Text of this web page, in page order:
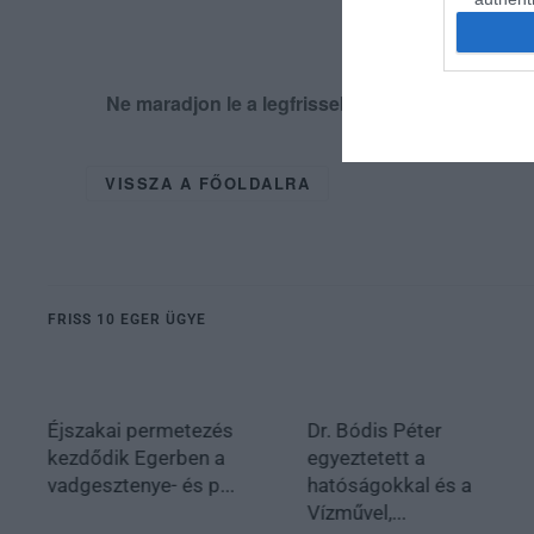
Ne maradjon le a legfrissebb hírekről,
VISSZA A FŐOLDALRA
FRISS 10 EGER ÜGYE
Éjszakai permetezés
kezdődik Egerben a
vadgesztenye- és p...
Dr. Bódis Péter
egyeztetett a
hatóságokkal és a
Vízművel,...